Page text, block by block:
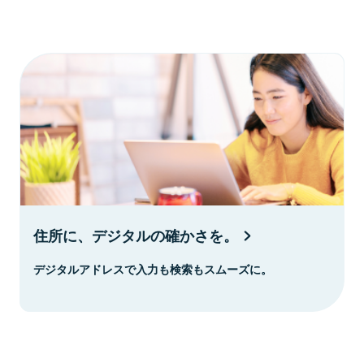
住所に、デジタルの確かさを。
デジタルアドレスで入力も検索もスムーズに。